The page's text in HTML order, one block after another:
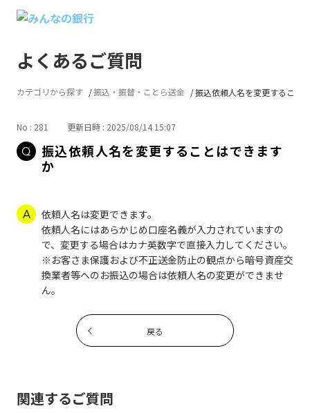
よくあるご質問
カテゴリから探す 振込・振替・ことら送金 振込依頼人名を変更すること
No : 281 更新日時 : 2025/08/14 15:07
振込依頼人名を変更することはできます
か
依頼人名は変更できます。
依頼人名にはあらかじめ口座名義が入力されていますの
で、変更する場合はカナ英数字で直接入力してください。
※お客さま保護および不正送金防止の観点から暗号資産交
換業者等へのお振込の場合は依頼人名の変更ができませ
ん。
戻る
関連するご質問